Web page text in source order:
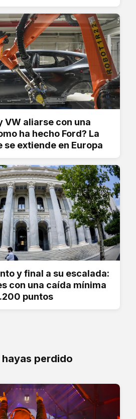
VW aliarse con una
ha hecho Ford? La
extiende en Europa
y final a su escalada:
con una caída mínima
puntos
perdido